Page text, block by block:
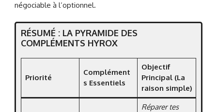
négociable à l’optionnel.
RÉSUMÉ : LA PYRAMIDE DES
COMPLÉMENTS HYROX
Priorité
Complément
s Essentiels
Objectif
Principal (La
raison simple)
Réparer tes